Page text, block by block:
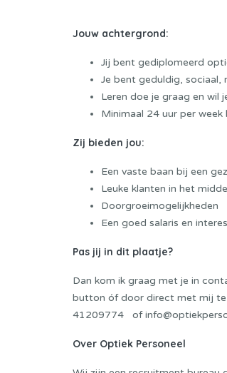
Jouw achtergrond:
Jij bent gediplomeerd
Je bent geduldig, sociaal,
Leren doe je graag en wil
Minimaal 24 uur per week
Zij bieden jou:
Een vaste baan bij een
Leuke klanten in het
Doorgroeimogelijkheden
Een goed salaris en
Pas jij in dit plaatje?
Dan kom ik graag met je in
button óf door direct met mij te
41209774 of
Over Optiek Personeel